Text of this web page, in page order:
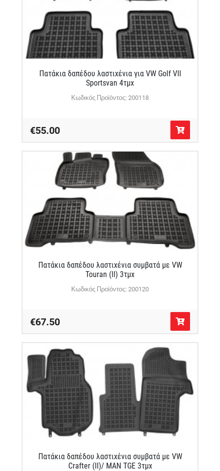
Πατάκια δαπέδου λαστιχένια για VW Golf VII
Sportsvan 4τμχ
Κωδικός Προϊόντος: 200118
€55.00
Πατάκια δαπέδου λαστιχένια συμβατά με VW
Touran (II) 3τμχ
Κωδικός Προϊόντος: 200120
€67.50
Πατάκια δαπέδου λαστιχένια συμβατά με VW
Crafter (II)/ MAN TGE 3τμχ